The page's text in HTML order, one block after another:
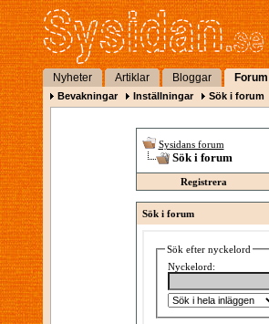
Nyheter Artiklar Bloggar Forum
Bevakningar Inställningar Sök i forum
Sysidans forum
Sök i forum
Registrera
Sök i forum
Sök efter nyckelord
Nyckelord: